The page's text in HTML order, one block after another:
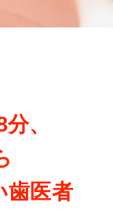
、
歯医者